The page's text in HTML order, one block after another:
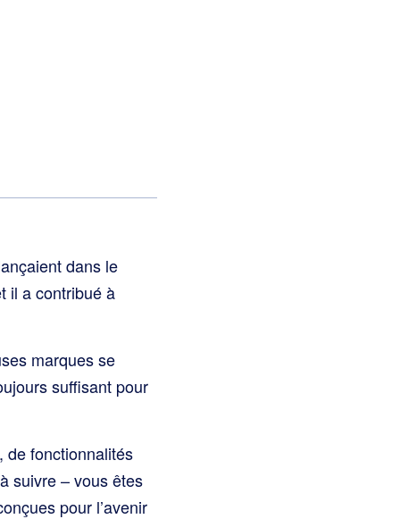
dans le
il a contribué à
marques se
suffisant pour
de fonctionnalités
suivre – vous êtes
pour l’avenir